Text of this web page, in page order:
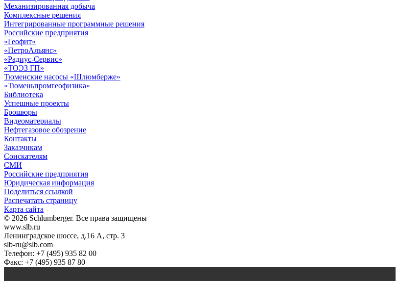
Механизированная добыча
Комплексные решения
Интегрированные программные решения
Российские предприятия
«Геофит»
«ПетроАльянс»
«Радиус-Сервис»
«ТОЭЗ ГП»
Тюменские насосы «Шлюмберже»
«Тюменьпромгеофизика»
Библиотека
Успешные проекты
Брошюры
Видеоматериалы
Нефтегазовое обозрение
Контакты
Заказчикам
Соискателям
СМИ
Российские предприятия
Юридическая информация
Поделиться ссылкой
Распечатать страницу
Карта сайта
© 2026 Schlumberger. Все права защищены
www.slb.ru
Ленинградское шоссе, д.16 А, стр. 3
slb-ru@slb.com
Телефон: +7 (495) 935 82 00
Факс: +7 (495) 935 87 80